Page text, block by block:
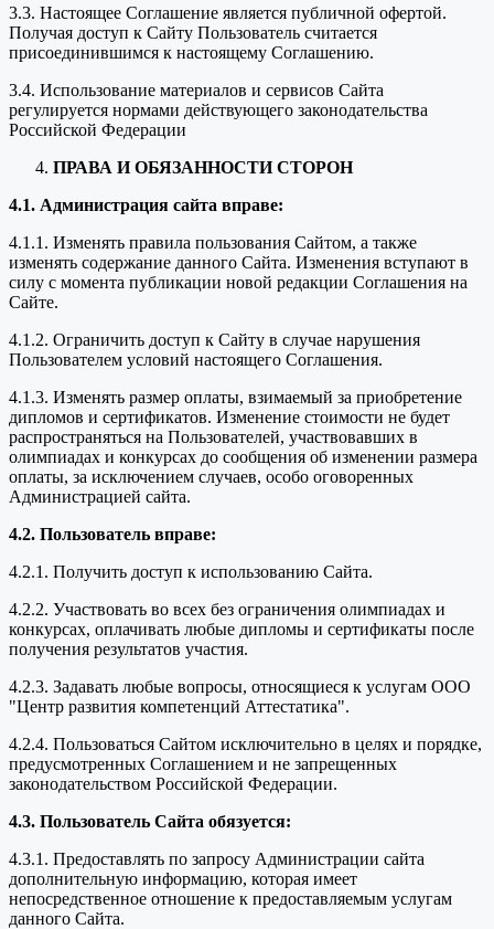
3.3. Настоящее Соглашение является публичной офертой.
Получая доступ к Сайту Пользователь считается
присоединившимся к настоящему Соглашению.
3.4. Использование материалов и сервисов Сайта
регулируется нормами действующего законодательства
Российской Федерации
ПРАВА И ОБЯЗАННОСТИ СТОРОН
4.1. Администрация сайта вправе:
4.1.1. Изменять правила пользования Сайтом, а также
изменять содержание данного Сайта. Изменения вступают в
силу с момента публикации новой редакции Соглашения на
Сайте.
4.1.2. Ограничить доступ к Сайту в случае нарушения
Пользователем условий настоящего Соглашения.
4.1.3. Изменять размер оплаты, взимаемый за приобретение
дипломов и сертификатов. Изменение стоимости не будет
распространяться на Пользователей, участвовавших в
олимпиадах и конкурсах до сообщения об изменении размера
оплаты, за исключением случаев, особо оговоренных
Администрацией сайта.
4.2. Пользователь вправе:
4.2.1. Получить доступ к использованию Сайта.
4.2.2. Участвовать во всех без ограничения олимпиадах и
конкурсах, оплачивать любые дипломы и сертификаты после
получения результатов участия.
4.2.3. Задавать любые вопросы, относящиеся к услугам ООО
"Центр развития компетенций Аттестатика".
4.2.4. Пользоваться Сайтом исключительно в целях и порядке,
предусмотренных Соглашением и не запрещенных
законодательством Российской Федерации.
4.3. Пользователь Сайта обязуется:
4.3.1. Предоставлять по запросу Администрации сайта
дополнительную информацию, которая имеет
непосредственное отношение к предоставляемым услугам
данного Сайта.